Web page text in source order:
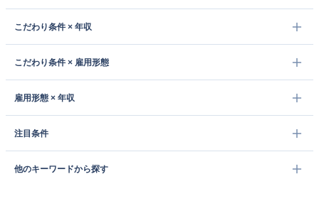
こだわり条件 × 年収
こだわり条件 × 雇用形態
雇用形態 × 年収
注目条件
他のキーワードから探す